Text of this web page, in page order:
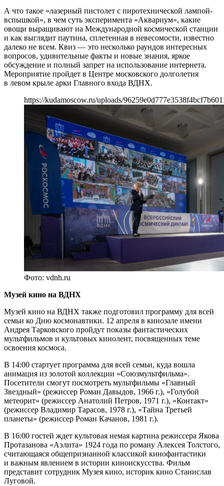
А что такое «лазерный пистолет с пиротехнической лампой-
вспышкой», в чем суть эксперимента «Аквариум», какие
овощи выращивают на Международной космической станции
и как выглядит паутина, сплетенная в невесомости, известно
далеко не всем. Квиз — это несколько раундов интересных
вопросов, удивительные факты и новые знания, яркое
обсуждение и полный запрет на использование интернета.
Мероприятие пройдет в Центре московского долголетия
в левом крыле арки Главного входа ВДНХ.
https://kudamoscow.ru/uploads/
Фото: vdnh.ru
Музей кино на ВДНХ
Музей кино на ВДНХ также подготовил программу для всей
семьи ко Дню космонавтики. 12 апреля в кинозале имени
Андрея Тарковского пройдут показы фантастических
мультфильмов и культовых кинолент, посвященных теме
освоения космоса.
В 14:00 стартует программа для всей семьи, куда вошла
анимация из золотой коллекции «Союзмультфильма».
Посетители смогут посмотреть мультфильмы «Главный
Звездный» (режиссер Роман Давыдов, 1966 г.), «Голубой
метеорит» (режиссер Анатолий Петров, 1971 г.), «Контакт»
(режиссер Владимир Тарасов, 1978 г.), «Тайна Третьей
планеты» (режиссер Роман Качанов, 1981 г.).
В 16:00 гостей ждет культовая немая картина режиссера Якова
Протазанова «Аэлита» 1924 года по роману Алексея Толстого,
считающаяся общепризнанной классикой кинофантастики
и важным явлением в истории киноискусства. Фильм
представит сотрудник Музея кино, историк кино Станислав
Луговой.